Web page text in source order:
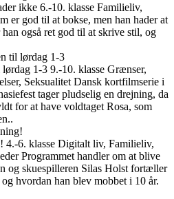
ikke 6.-10. klasse Familieliv,
er god til at bokse, men han hader at
også ret god til at skrive stil, og
til lørdag 1-3
1-3 9.-10. klasse Grænser,
Seksualitet Dansk kortfilmserie i
tager pludselig en drejning, da
for at have voldtaget Rosa, som
4.-6. klasse Digitalt liv, Familieliv,
Programmet handler om at blive
og skuespilleren Silas Holst fortæller
hvordan han blev mobbet i 10 år.